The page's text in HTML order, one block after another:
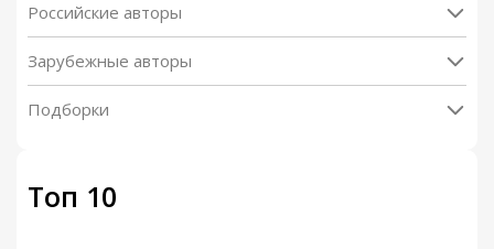
Российские авторы
Зарубежные авторы
Подборки
Топ 10